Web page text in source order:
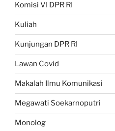
Komisi VI DPR RI
Kuliah
Kunjungan DPR RI
Lawan Covid
Makalah Ilmu Komunikasi
Megawati Soekarnoputri
Monolog